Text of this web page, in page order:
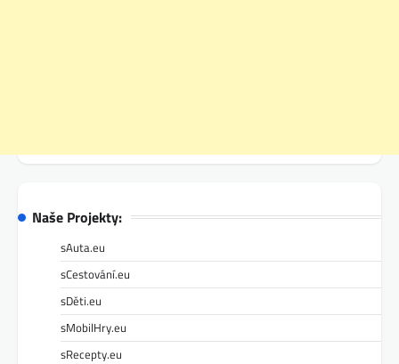
Naše Projekty:
sAuta.eu
sCestování.eu
sDěti.eu
sMobilHry.eu
sRecepty.eu